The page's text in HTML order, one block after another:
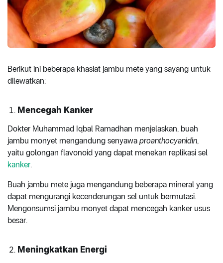
Berikut ini beberapa khasiat jambu mete yang sayang untuk
dilewatkan:
Mencegah Kanker
Dokter Muhammad Iqbal Ramadhan menjelaskan, buah
jambu monyet mengandung senyawa proanthocyanidin,
yaitu golongan flavonoid yang dapat menekan replikasi sel
kanker.
Buah jambu mete juga mengandung beberapa mineral yang
dapat mengurangi kecenderungan sel untuk bermutasi.
Mengonsumsi jambu monyet dapat mencegah kanker usus
besar.
Meningkatkan Energi